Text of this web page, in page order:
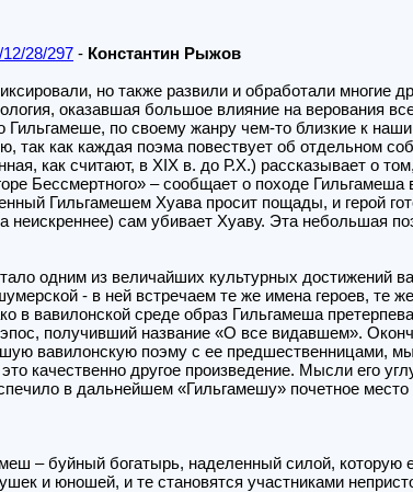
28/297 - Константин Рыжов
но также развили и обработали
оказавшая большое влияние на верования
Гильгамеше, по своему жанру чем-то близкие к
так как каждая поэма повествует об отдельном
как считают, в XIX в. до Р.Х.) рассказывает о
Бессмертного» – сообщает о походе
Гильгамешем Хуава просит пощады, и герой
неискреннее) сам убивает Хуаву. Эта небольшая
одним из величайших культурных достижений
- в ней встречаем те же имена героев, те
в вавилонской среде образ Гильгамеша
получивший название «О все видавшем».
вавилонскую поэму с ее предшественницами,
качественно другое произведение. Мысли его
в дальнейшем «Гильгамешу» почетное
– буйный богатырь, наделенный силой, которую
и юношей, и те становятся участниками